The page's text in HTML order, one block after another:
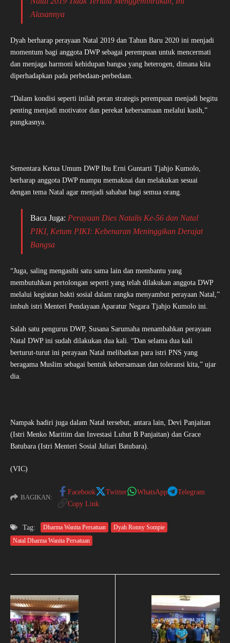
Alasannya
Dyah berharap perayaan Natal 2019 dan Tahun Baru 2020 ini menjadi
momentum bagi anggota DWP sebagai perempuan untuk mencermati
dan menjaga harmoni kehidupan bangsa yang heterogen, dimana kita
diperhadapkan pada perbedaan-perbedaan.
“Dalam kondisi seperti inilah peran strategis perempuan menjadi begitu
penting menjadi motivator dan perekat kebersamaan melalui kasih,”
pungkasnya.
Sementara Ketua Umum DWP Ibu Erni Guntarti Tjahjo Kumolo,
berharap anggota DWP mampu memaknai dan melakukan sesuai
dengan tema Natal agar menjadi sahabat bagi semua orang.
Baca Juga: Perayaan Dies Natalis Ke-56 dan Natal
PIKI, Ketum PIKI: Kebenaran Meninggikan Derajat
Bangsa
“Juga, saling mengasihi satu sama lain dan membantu yang
membutuhkan pertolongan seperti yang telah dilakukan anggota DWP
melalui kegiatan bakti sosial dalam rangka menyambut perayaan Natal,”
imbuh istri Menteri Pendayaan Aparatur Negara Tjahjo Kumolo ini.
Salah satu pengurus DWP, Susana Sarumaha menambahkan perayaan
Natal DWP ini sudah dilakukan dua kali. “Dan selama dua kali
berturut-turut ini perayaan Natal melibatkan para istri PNS yang
beragama Muslim sebagai bentuk kebersamaan dan toleransi kita,” ujar
dia.
Nampak hadiri juga dalam Natal tersebut, antara lain, Devi Panjaitan
(Istri Menko Maritim dan Investasi Luhut B Panjaitan) dan Grace
Batubara (Istri Menteri Sosial Juliari Batubara).
(VIC)
BAGIKAN:
Facebook Twitter WhatsApp
Telegram
Copy Link
Tag: Dharma Wanita Persatuan
Dyah Ronny Sompie
Natal Dharma Wanita Persatuan